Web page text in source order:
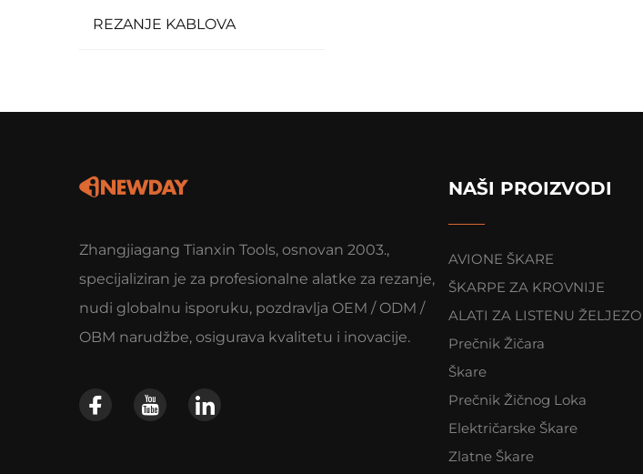
REZANJE KABLOVA
Zhangjiagang Tianxin Tools, osnovan 2003.,
specijaliziran je za profesionalne alatke za rezanje,
nudi globalnu isporuku, pozdravlja OEM / ODM /
OBM narudžbe, osigurava kvalitetu i inovacije.
NAŠI PROIZVODI
AVIONE ŠKARE
ŠKARPE ZA KROVNIJE
ALATI ZA LISTENU ŽELJEZO
Prečnik Žičara
Škare
Prečnik Žičnog Loka
Električarske Škare
Zlatne Škare